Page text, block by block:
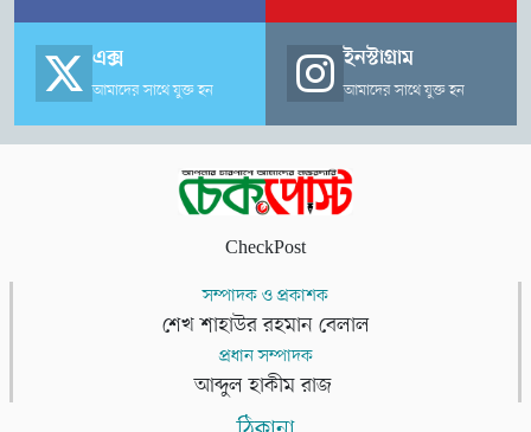
এক্স
আমাদের সাথে যুক্ত হন
ইনস্টাগ্রাম
আমাদের সাথে যুক্ত হন
CheckPost
সম্পাদক ও প্রকাশক
শেখ শাহাউর রহমান বেলাল
প্রধান সম্পাদক
আব্দুল হাকীম রাজ